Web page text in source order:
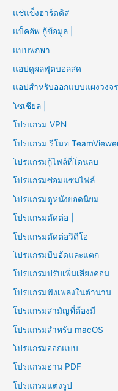
แช่แข็งฮาร์ดดิส
แบ็คอัพ กู้ข้อมูล |
แบบพกพา
แอปดูผลฟุตบอลสด
แอปสำหรับออกแบบแผงวงจ
โซเชียล |
โปรแกรม VPN
โปรแกรม รีโมท
โปรแกรมกู้ไฟล์ที่โดนลบ
โปรแกรมซ่อมแซมไฟล์
โปรแกรมดูหนังยอดนิยม
โปรแกรมตัดต่อ |
โปรแกรมตัดต่อวิดีโอ
โปรแกรมบีบอัดและแตก
โปรแกรมปรับเพิ่มเสียงคอม
โปรแกรมฟังเพลงในตำนาน
โปรแกรมสามัญที่ต้องมี
โปรแกรมสำหรับ macOS
โปรแกรมออกแบบ
โปรแกรมอ่าน PDF
โปรแกรมแต่งรูป